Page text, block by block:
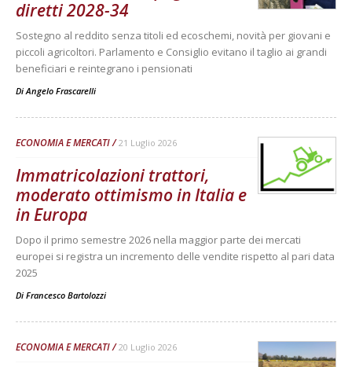
diretti 2028-34
Sostegno al reddito senza titoli ed ecoschemi, novità per giovani e
piccoli agricoltori. Parlamento e Consiglio evitano il taglio ai grandi
beneficiari e reintegrano i pensionati
Di Angelo Frascarelli
ECONOMIA E MERCATI 21 Luglio 2026
Immatricolazioni trattori,
moderato ottimismo in Italia e
in Europa
Dopo il primo semestre 2026 nella maggior parte dei mercati
europei si registra un incremento delle vendite rispetto al pari data
2025
Di Francesco Bartolozzi
ECONOMIA E MERCATI 20 Luglio 2026